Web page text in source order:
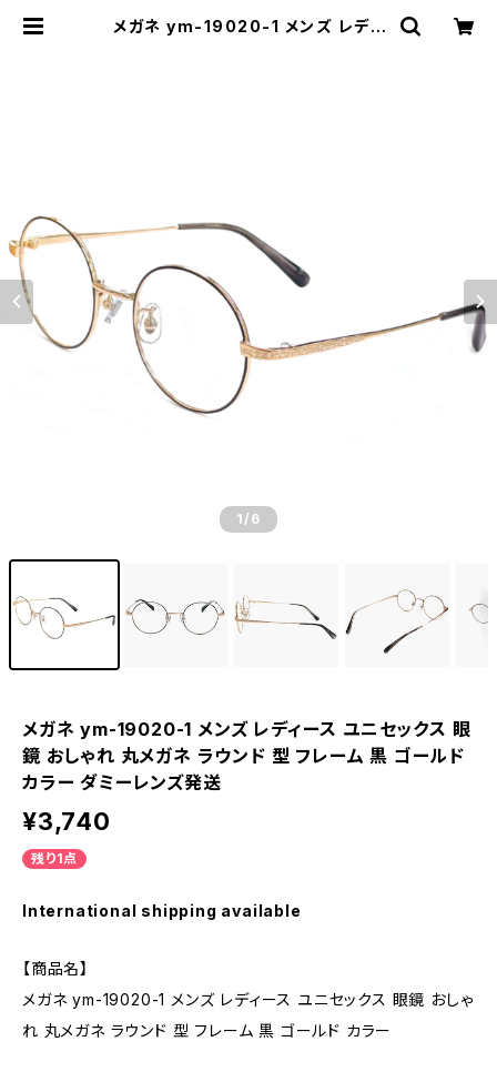
メガネ ym-19020-1 メンズ レディ
1 /6
メガネ ym-19020-1 メンズ レディース ユニセックス 眼
鏡 おしゃれ 丸メガネ ラウンド 型 フレーム 黒 ゴールド
カラー ダミーレンズ発送
¥3,740
残り1点
International shipping available
【商品名】
メガネ ym-19020-1 メンズ レディース ユニセックス 眼鏡 おしゃ
れ 丸メガネ ラウンド 型 フレーム 黒 ゴールド カラー